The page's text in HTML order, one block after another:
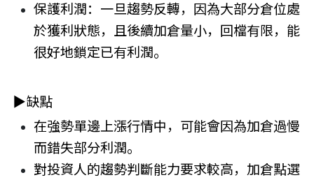
保護利潤：一旦趨勢反轉，因為大部分倉位處
於獲利狀態，且後續加倉量小，回檔有限，能
很好地鎖定已有利潤。
▶缺點
在強勢單邊上漲行情中，可能會因為加倉過慢
而錯失部分利潤。
對投資人的趨勢判斷能力要求較高，加倉點選